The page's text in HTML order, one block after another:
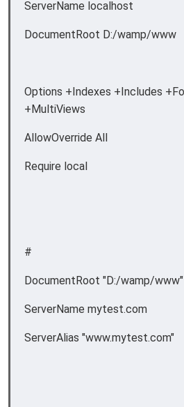
ServerName localhost
DocumentRoot D:/wamp/www
Options +Indexes +Includes
+MultiViews
AllowOverride All
Require local
#
DocumentRoot "D:/wamp/www"
ServerName mytest.com
ServerAlias "www.mytest.com"